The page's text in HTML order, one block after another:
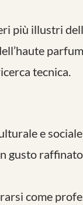
più illustri
tecnica.
e
gusto
come